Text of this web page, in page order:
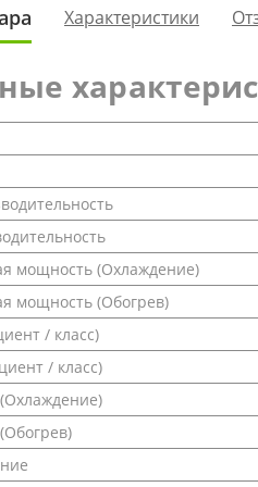
Характеристики
мощность (Охлаждение)
мощность (Обогрев)
/ класс)
/ класс)